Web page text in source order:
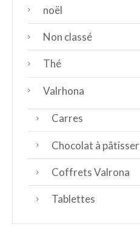
noël
Non classé
Thé
Valrhona
Carres
Chocolat à pâtisser
Coffrets Valrona
Tablettes